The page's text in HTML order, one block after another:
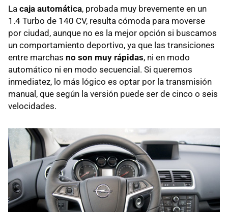
La caja automática, probada muy brevemente en un
1.4 Turbo de 140 CV, resulta cómoda para moverse
por ciudad, aunque no es la mejor opción si buscamos
un comportamiento deportivo, ya que las transiciones
entre marchas no son muy rápidas, ni en modo
automático ni en modo secuencial. Si queremos
inmediatez, lo más lógico es optar por la transmisión
manual, que según la versión puede ser de cinco o seis
velocidades.